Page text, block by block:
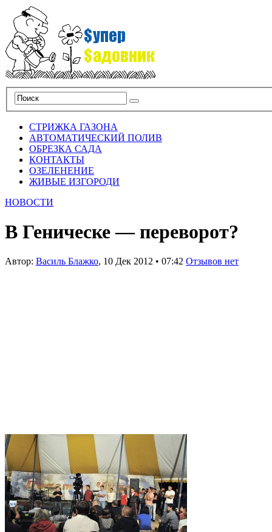
СТРИЖКА ГАЗОНА
АВТОМАТИЧЕСКИЙ ПОЛИВ
ОБРЕЗКА САДА
КОНТАКТЫ
ОЗЕЛЕНЕНИЕ
ЖИВЫЕ ИЗГОРОДИ
НОВОСТИ
В Геническе — переворот?
Автор: Василь Блажко, 10 Дек 2012 • 07:42 Отзывов нет